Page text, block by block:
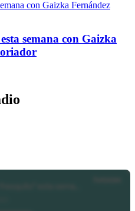
semana con Gaizka